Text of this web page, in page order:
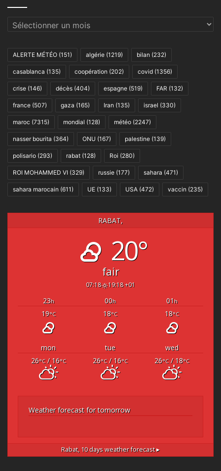
Archives
ALERTE MÉTÉO (151) algérie (1219) bilan (232)
casablanca (135) coopération (202) covid (1356)
crise (146) décès (404) espagne (519) FAR (132)
france (507) gaza (165) Iran (135) israel (330)
maroc (7315) mondial (128) météo (2247)
nasser bourita (364) ONU (167) palestine (139)
polisario (293) rabat (128) Roi (280)
ROI MOHAMMED VI (329) russie (177) sahara (471)
sahara marocain (611) UE (133) USA (472) vaccin (235)
RABAT,
20°
fair
07:18 19:18 +01
23h 00h 01 h
19°C 18°C 18°C
mon tue
wed
26°C/ 16°C 26°C/ 16°C 26°C/ 18°C
Weather forecast for tomorrow
Rabat,10 days weather forecast ▸